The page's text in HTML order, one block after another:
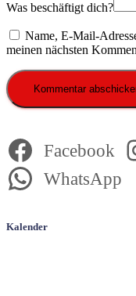
Was beschäftigt dich?
Name, E-Mail-
meinen nächsten
Facebook
WhatsApp
Kalender